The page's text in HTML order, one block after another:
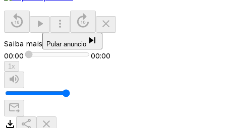
Saiba mais Pular anuncio
00:00 00:00
1x